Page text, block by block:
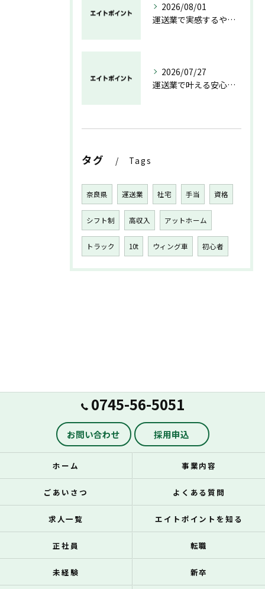
2026/08/01
運送業で実感するやりがいと成長の魅力
2026/07/27
運送業で叶える安心と成長のキャリア
タグ Tags
奈良県 運送業 社宅 手当 資格
シフト制 高収入 アットホーム
トラック 10t ウィング車 初心者
0745-56-5051
お問い合わせ 採用申込
ホーム 事業内容
ごあいさつ よくある質問
求人一覧 エイトポイントを知る
正社員 転職
未経験 新卒